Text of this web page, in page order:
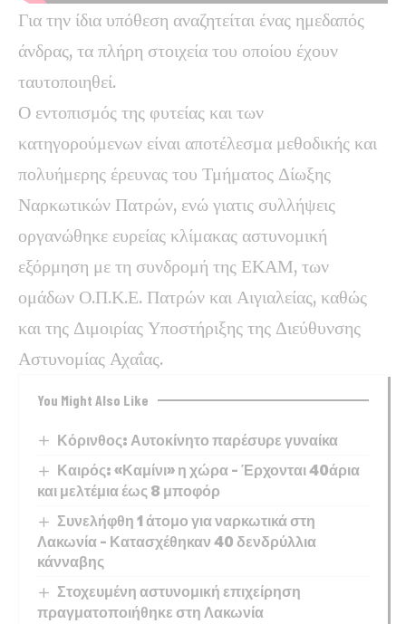
Για την ίδια υπόθεση αναζητείται ένας ημεδαπός
άνδρας, τα πλήρη στοιχεία του οποίου έχουν
ταυτοποιηθεί.
Ο εντοπισμός της φυτείας και των
κατηγορούμενων είναι αποτέλεσμα μεθοδικής και
πολυήμερης έρευνας του Τμήματος Δίωξης
Ναρκωτικών Πατρών, ενώ γιατις συλλήψεις
οργανώθηκε ευρείας κλίμακας αστυνομική
εξόρμηση με τη συνδρομή της ΕΚΑΜ, των
ομάδων Ο.Π.Κ.Ε. Πατρών και Αιγιαλείας, καθώς
και της Διμοιρίας Υποστήριξης της Διεύθυνσης
Αστυνομίας Αχαΐας.
You Might Also Like
Κόρινθος: Αυτοκίνητο παρέσυρε γυναίκα
Καιρός: «Καμίνι» η χώρα – Έρχονται 40άρια
και μελτέμια έως 8 μποφόρ
Συνελήφθη 1 άτομο για ναρκωτικά στη
Λακωνία – Κατασχέθηκαν 40 δενδρύλλια
κάνναβης
Στοχευμένη αστυνομική επιχείρηση
πραγματοποιήθηκε στη Λακωνία